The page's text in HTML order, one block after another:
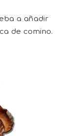
a añadir
de comino.